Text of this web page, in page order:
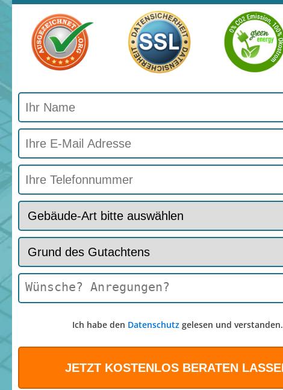
Ich habe den Datenschutzgelesen und verstanden.